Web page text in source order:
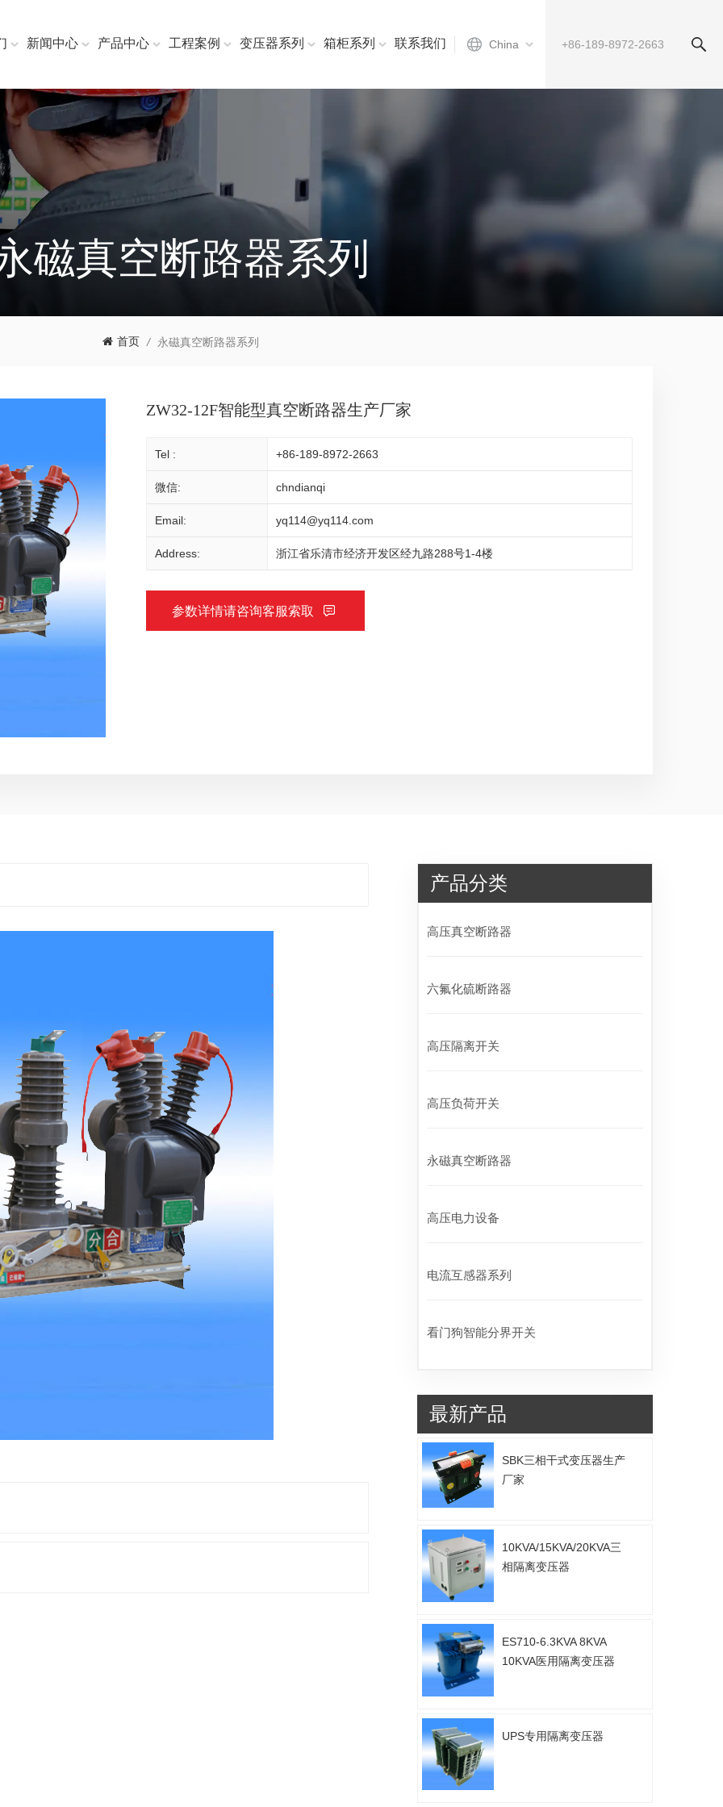
China
新闻中心 产品中心 工程案例 变压器系列 箱柜系列 联系我们
磁真空断路器系列
首页 / 永磁真空断路器系列
ZW32-12F智能型真空断路器生产厂家
Tel : +86-189-8972-2663
微信: chndianqi
Email: yq114@yq114.com
Address: 浙江省乐清市经济开发区经九路288号1-4楼
参数详情请咨询客服索取
产品分类
高压真空断路器
六氟化硫断路器
高压隔离开关
高压负荷开关
永磁真空断路器
高压电力设备
电流互感器系列
看门狗智能分界开关
最新产品
SBK三相干式变压器生产
厂家
10KVA/15KVA/20KVA三
相隔离变压器
ES710-6.3KVA 8KVA
10KVA医用隔离变压器
UPS专用隔离变压器